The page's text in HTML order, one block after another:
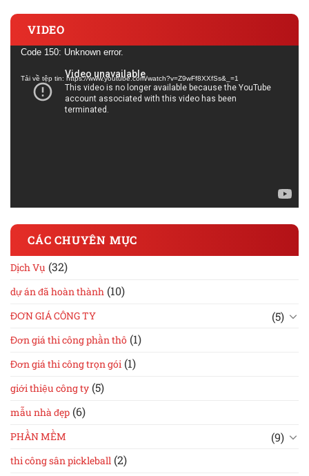
VIDEO
Trình
Video
Code 150: Unknown error.
Tải về tệp tin: https://www.youtube.com/watch?v=Z9wFf8XXfSs&_=1
CÁC CHUYÊN MỤC
Dịch Vụ (32)
dự án đã hoàn thành (10)
ĐƠN GIÁ CÔNG TY (5)
Đơn giá thi công phần thô (1)
Đơn giá thi công trọn gói (1)
giới thiệu công ty (5)
mẫu nhà đẹp (6)
PHẦN MỀM (9)
thi công sân pickleball (2)